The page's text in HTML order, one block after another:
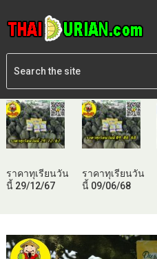
ราคาทุเรียนวัน
นี้ 29/12/67
ราคาทุเรียนวัน
นี้ 09/06/68